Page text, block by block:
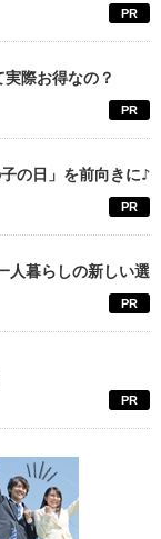
PR
際お得なの？
PR
の日」を前向きに♪
PR
人暮らしの新しい選
PR
PR